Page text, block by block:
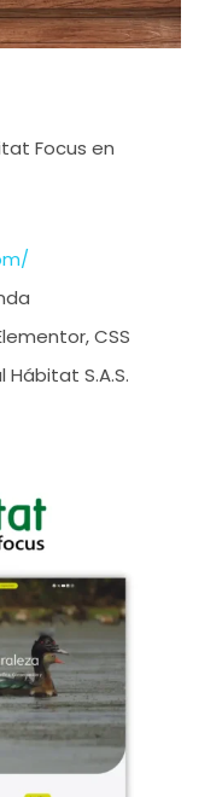
Focus en
CSS
S.A.S.